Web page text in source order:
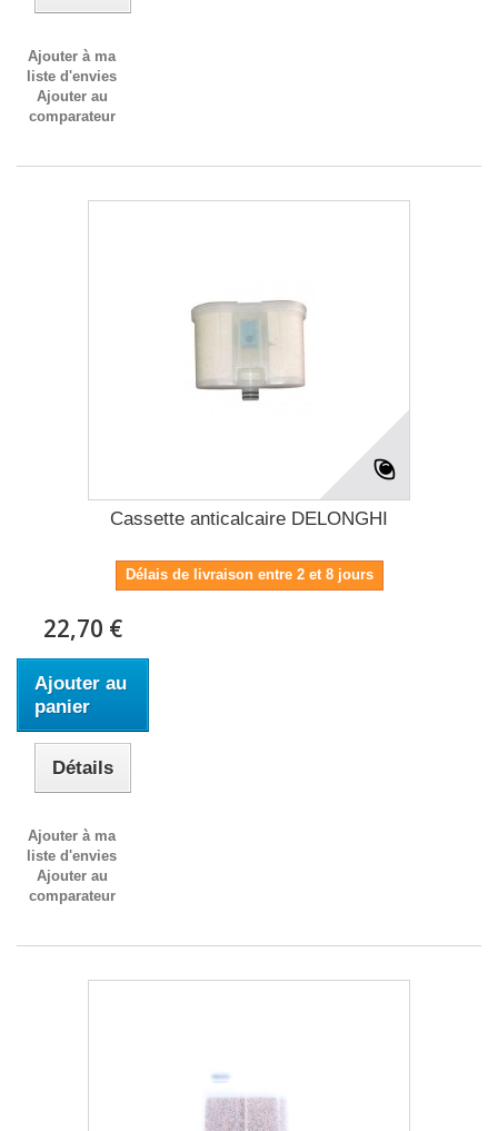
Ajouter à ma
liste d'envies
Ajouter au
comparateur
Cassette anticalcaire DELONGHI
Délais de livraison entre 2 et 8 jours
22,70 €
Ajouter au
panier
Détails
Ajouter à ma
liste d'envies
Ajouter au
comparateur